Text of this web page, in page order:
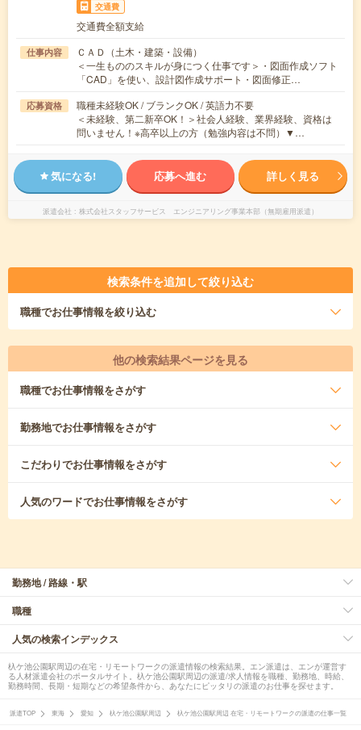
交通費
交通費全額支給
仕事内容
ＣＡＤ（土木・建築・設備）
＜一生もののスキルが身につく仕事です＞・図面作成ソフト
「CAD」を使い、設計図作成サポート・図面修正…
応募資格
職種未経験OK / ブランクOK / 英語力不要
＜未経験、第二新卒OK！＞社会人経験、業界経験、資格は
問いません！※高卒以上の方（勉強内容は不問）▼…
気になる! 応募へ進む 詳しく見る
派遣会社 株式会社スタッフサービス エンジニアリング事業本部（無期雇用派遣）
検索条件を追加して絞り込む
職種でお仕事情報を絞り込む
他の検索結果ページを見る
職種でお仕事情報をさがす
勤務地でお仕事情報をさがす
こだわりでお仕事情報をさがす
人気のワードでお仕事情報をさがす
勤務地 / 路線・駅
職種
人気の検索インデックス
杁ケ池公園駅周辺の在宅・リモートワークの派遣情報の検索結果。エン派遣は、エンが運営す
る人材派遣会社のポータルサイト。杁ケ池公園駅周辺の派遣/求人情報を職種、勤務地、時給、
勤務時間、長期・短期などの希望条件から、あなたにピッタリの派遣のお仕事を探せます。
派遣TOP 東海 愛知 杁ケ池公園駅周辺 杁ケ池公園駅周辺 在宅・リモートワークの派遣の仕事一覧